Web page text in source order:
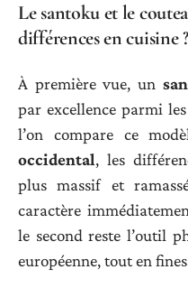
Le santoku et le
différences en cuisine ?
À première vue, un
par excellence parmi les
l’on compare ce
occidental, les
plus massif et
caractère
le second reste l’outil
européenne, tout en